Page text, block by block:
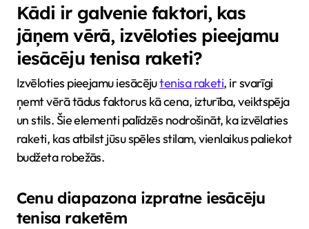
Kādi ir galvenie faktori, kas
jāņem vērā, izvēloties pieejamu
iesācēju tenisa raketi?
Izvēloties pieejamu iesācējutenisa raketi, ir svarīgi
ņemt vērā tādus faktorus kā cena, izturība, veiktspēja
un stils. Šie elementi palīdzēs nodrošināt, ka izvēlaties
raketi, kas atbilst jūsu spēles stilam, vienlaikus paliekot
budžeta robežās.
Cenu diapazona izpratne iesācēju
tenisa raketēm